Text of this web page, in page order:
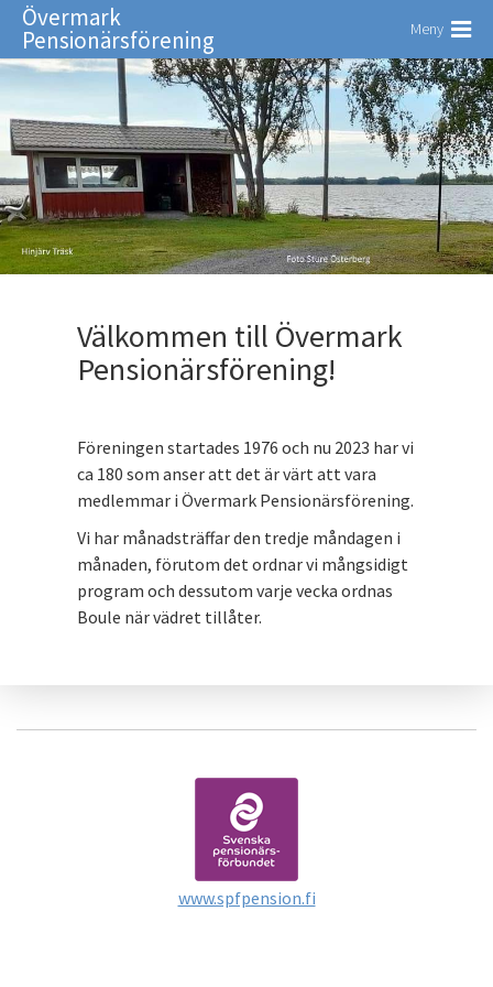
Övermark
Pensionärsförening Meny
Välkommen till Övermark
Pensionärsförening!
Föreningen startades 1976 och nu 2023 har vi
ca 180 som anser att det är värt att vara
medlemmar i Övermark Pensionärsförening.
Vi har månadsträffar den tredje måndagen i
månaden, förutom det ordnar vi mångsidigt
program och dessutom varje vecka ordnas
Boule när vädret tillåter.
www.spfpension.fi